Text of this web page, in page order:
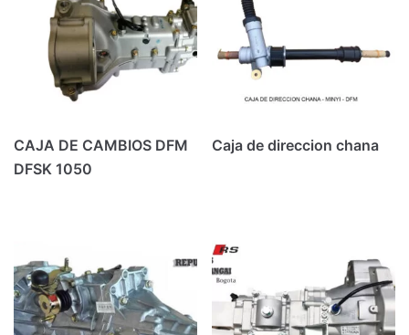
CAJA DE CAMBIOS DFM
DFSK 1050
Caja de direccion chana